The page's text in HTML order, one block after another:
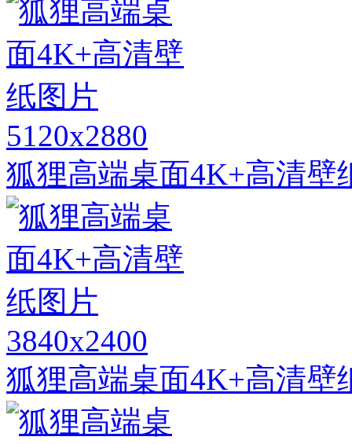
5120x2880
狐狸高端桌面4K+高清壁
3840x2400
狐狸高端桌面4K+高清壁